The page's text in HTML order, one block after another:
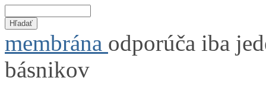
membrána odporúča iba
básnikov